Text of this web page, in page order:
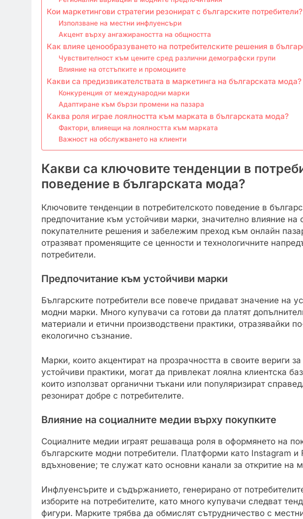
Кои маркетингови стратегии резонират с българските потребители?
Използване на местни инфлуенсъри
Акцент върху ангажираността на общността
Как влияе ценообразуването на потребителските решения в
Чувствителност към цените сред различни демографски групи
Влияние на отстъпките и промоциите
Какви са предизвикателствата в маркетинга на българската мода?
Конкуренция от международни марки
Адаптиране към бързи промени на пазара
Каква роля играе лоялността към марката в българската мода?
Фактори, влияещи на лоялността към марката
Важност на обслужването на клиенти
Какви са ключовите тенденции в
поведение в българската мода?
Ключовите тенденции в потребителското поведение в
предпочитание към устойчиви марки, значително влияние на
покупателните решения и забележим преход към онлайн
отразяват променящите се ценности и технологичните
потребители.
Предпочитание към устойчиви марки
Българските потребители все повече придават значение на
модни марки. Много купувачи са готови да платят
материали и етични производствени практики, отразявайки
екологично съзнание.
Марки, които акцентират на прозрачността в своите вериги
устойчиви практики, могат да привлекат лоялна клиентска
които използват органични тъкани или популяризират
резонират добре с потребителите.
Влияние на социалните медии върху покупките
Социалните медии играят решаваща роля в оформянето на
българските модни потребители. Платформи като Instagram и
вдъхновение; те служат като основни канали за откритие на
Инфлуенсърите и съдържанието, генерирано от
изборите на потребителите, като много купувачи следват
фигури. Марките трябва да обмислят сътрудничество с